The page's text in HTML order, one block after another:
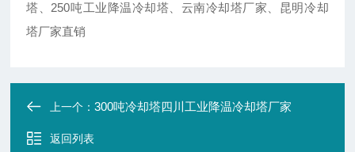
塔、250吨工业降温冷却塔、云南冷却塔厂家、昆明冷却
塔厂家直销
上一个：300吨冷却塔四川工业降温冷却塔厂家
返回列表